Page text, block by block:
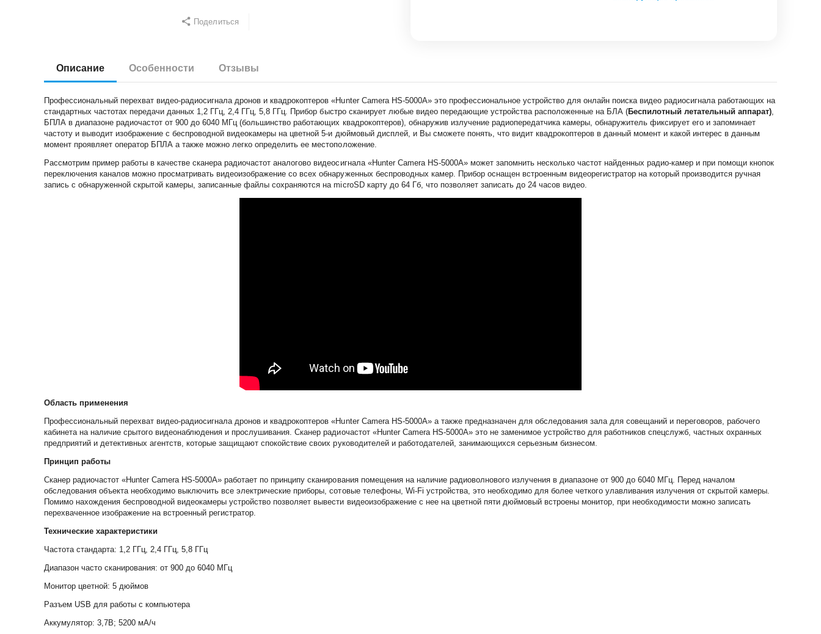
Поделиться
Описание Особенности Отзывы
Профессиональный перехват видео-радиосигнала дронов и квадрокоптеров «Hunter Camera HS-5000A» это профессиональное устройство для онлайн поиска видео радиосигнала работающих на
стандартных частотах передачи данных 1,2 ГГц, 2,4 ГГц, 5,8 ГГц. Прибор быстро сканирует любые видео передающие устройства расположенные на БЛА (Беспилотный летательный аппарат),
БПЛА в диапазоне радиочастот от 900 до 6040 МГц (большинство работающих квадрокоптеров), обнаружив излучение радиопередатчика камеры, обнаружитель фиксирует его и запоминает
частоту и выводит изображение с беспроводной видеокамеры на цветной 5-и дюймовый дисплей, и Вы сможете понять, что видит квадрокоптеров в данный момент и какой интерес в данным
момент проявляет оператор БПЛА а также можно легко определить ее местоположение.
Рассмотрим пример работы в качестве сканера радиочастот аналогово видеосигнала «Hunter Camera HS-5000A» может запомнить несколько частот найденных радио-камер и при помощи кнопок
переключения каналов можно просматривать видеоизображение со всех обнаруженных беспроводных камер. Прибор оснащен встроенным видеорегистратор на который производится ручная
запись с обнаруженной скрытой камеры, записанные файлы сохраняются на microSD карту до 64 Гб, что позволяет записать до 24 часов видео.
Область применения
Профессиональный перехват видео-радиосигнала дронов и квадрокоптеров «Hunter Camera HS-5000A» а также предназначен для обследования зала для совещаний и переговоров, рабочего
кабинета на наличие срытого видеонаблюдения и прослушивания. Сканер радиочастот «Hunter Camera HS-5000A» это не заменимое устройство для работников спецслужб, частных охранных
предприятий и детективных агентств, которые защищают спокойствие своих руководителей и работодателей, занимающихся серьезным бизнесом.
Принцип работы
Сканер радиочастот «Hunter Camera HS-5000A» работает по принципу сканирования помещения на наличие радиоволнового излучения в диапазоне от 900 до 6040 МГц. Перед началом
обследования объекта необходимо выключить все электрические приборы, сотовые телефоны, Wi-Fi устройства, это необходимо для более четкого улавливания излучения от скрытой камеры.
Помимо нахождения беспроводной видеокамеры устройство позволяет вывести видеоизображение с нее на цветной пяти дюймовый встроены монитор, при необходимости можно записать
перехваченное изображение на встроенный регистратор.
Технические характеристики
Частота стандарта: 1,2 ГГц, 2,4 ГГц, 5,8 ГГц
Диапазон часто сканирования: от 900 до 6040 МГц
Монитор цветной: 5 дюймов
Разъем USB для работы с компьютера
Аккумулятор: 3,7В; 5200 мА/ч